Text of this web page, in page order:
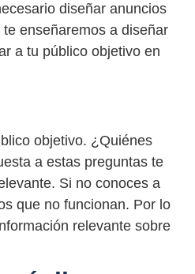
diseñar anuncios
enseñaremos a diseñar
a tu público objetivo en
objetivo. ¿Quiénes
a estas preguntas te
Si no conoces a
que no funcionan. Por lo
relevante sobre